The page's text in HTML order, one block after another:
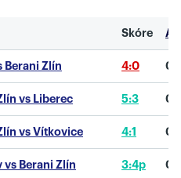
Skóre
Berani Zlín 4:0 0
vs Liberec 5:3 0
vs Vítkovice 4:1 0
vs Berani Zlín 3:4p 0